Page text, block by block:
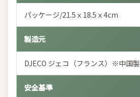
パッケージ/21.5ｘ18.5ｘ4cm
製造元
DJECO ジェコ（フランス）※中国製
安全基準